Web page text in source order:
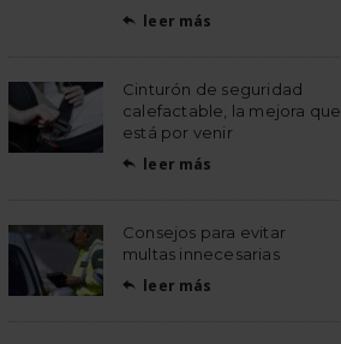
 leer más
Cinturón de seguridad
calefactable, la mejora que
está por venir
 leer más
Consejos para evitar
multas innecesarias
 leer más